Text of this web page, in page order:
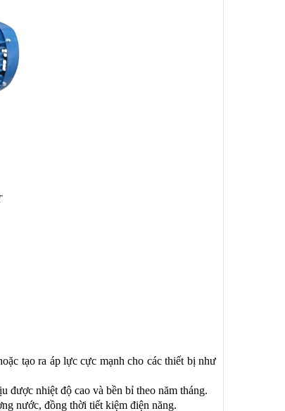
tạo ra áp lực cực mạnh cho các thiết bị như
được nhiệt độ cao và bền bỉ theo năm tháng.
nước, đồng thời tiết kiệm điện năng.